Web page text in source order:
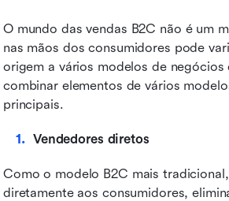
O mundo das vendas B2C não é um
nas mãos dos consumidores pode
origem a vários modelos de
combinar elementos de vários
principais.
Vendedores diretos
Como o modelo B2C mais
diretamente aos consumidores,